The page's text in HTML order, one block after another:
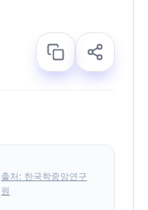
출처: 한국학중앙연구
원